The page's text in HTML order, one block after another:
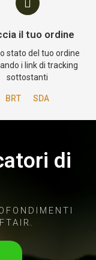
il tuo ordine
stato del tuo ordine
i link di tracking
sottostanti
BRT SDA
di